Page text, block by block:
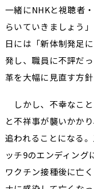
一緒にNHKと視聴者
らいていきましょう
日には「新体制発足
発し、職員に不評だ
革を大幅に見直す方針
しかし、不幸なこ
と不祥事が襲いかか
追われることになる
ッチ9のエンディング
ワクチン接種後に亡